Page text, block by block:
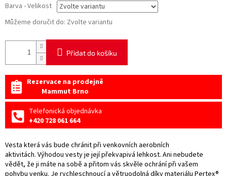
Barva - Velikost
Můžeme doručit do: Zvolte variantu
Přidat do košíku
Rezervace na prodejně
Mammut Brno
Telefonická objednávka
+420 728 061 664
Vesta která vás bude chránit při venkovních aerobních
aktivitách. Výhodou vesty je její překvapivá lehkost. Ani nebudete
vědět, že ji máte na sobě a přitom vás skvěle ochrání při vašem